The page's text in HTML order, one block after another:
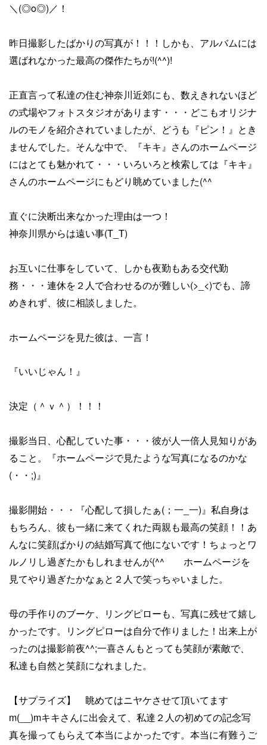
＼(◎o◎)／！
昨日撮影したばかりの写真が！！！しかも、アルバムには
選ばれなかった最高の傑作たちが!(^^)!
正直言って私達の住む神奈川近郊にも、数えきれないほど
の式場やフォトスタジオがあります・・・どこもオリジナ
ルのモノを紹介されていましたが、どうも『ピン！』とき
ませんでした。そんな中で、『キキ』さんのホームページ
にはとても魅かれて・・・いろいろと検索しては『キキ』
さんのホームページにもどり眺めていました(^^ゞ
直ぐに決断出来なかった理由は一つ！
神奈川県からは遠い事(T_T)
お互いに仕事をしていて、しかも夜勤もある交代勤
務・・・連休を２人で合わせるのが難しい(>_<)でも、諦
めきれず、彼に相談しました。
ホームページを見た彼は、一言！
『いいじゃん！』
決定（＾ｖ＾）！！！
撮影当日、心配していた事・・・彼が人一倍人見知りがあ
ること。『ホームページで見たような写真になるのかな
(・・;)』
撮影開始・・・『心配して損したぁ(；一_一)』私自身は
もちろん、彼も一緒に来てくれた両親も最高の笑顔！！あ
んなに笑顔ばかりの結婚写真て他にないです！ちょっとワ
ルノリし過ぎたかもしれませんが(^^ゞ ホームページを
見てやり過ぎたかなぁと２人で笑っちゃいました。
母の手作りのブーケ、リングピローも、写真に残せて嬉し
かったです。リングピローは自分で作りました！出来上が
ったのは撮影前夜^^;一喜さんもとっても笑顔が素敵で、
私達も自然と笑顔になれました。
【サプライズ】 眺めてはニヤケさせて頂いてます
m(__)mキキさんに出会えて、私達２人の初めての記念写
真を撮ってもらえて本当によかったです。本当に有難うご